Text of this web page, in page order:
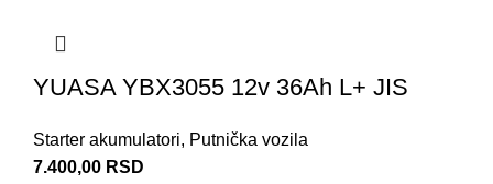
YUASA YBX3055 12v 36Ah L+ JIS
Starter akumulatori, Putnička vozila
7.400,00 RSD